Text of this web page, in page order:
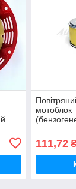
мотоблок
111,72